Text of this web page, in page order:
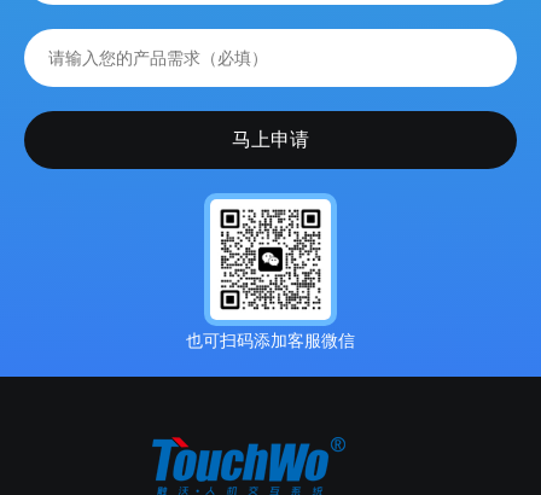
也可扫码添加客服微信